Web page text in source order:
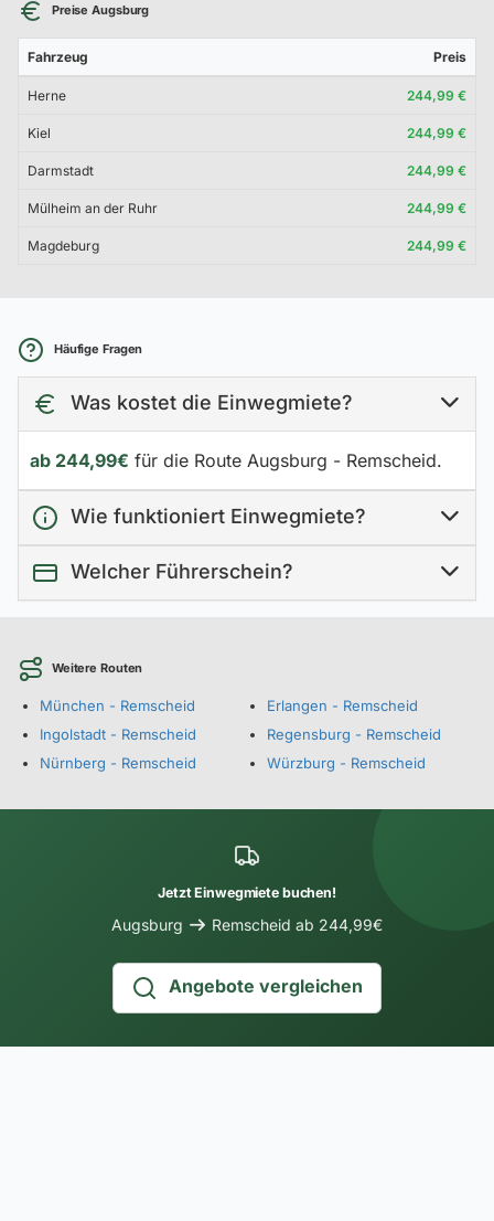
Preise Augsburg
Fahrzeug Preis
Herne 244,99 €
Kiel 244,99 €
Darmstadt 244,99 €
Mülheim an der Ruhr 244,99 €
Magdeburg 244,99 €
Häufige Fragen
Was kostet die Einwegmiete?
ab 244,99€ für die Route Augsburg - Remscheid.
Wie funktioniert Einwegmiete?
Welcher Führerschein?
Weitere Routen
München - Remscheid
Ingolstadt - Remscheid
Nürnberg - Remscheid
Erlangen - Remscheid
Regensburg - Remscheid
Würzburg - Remscheid
Jetzt Einwegmiete buchen!
Augsburg Remscheid ab 244,99€
Angebote vergleichen